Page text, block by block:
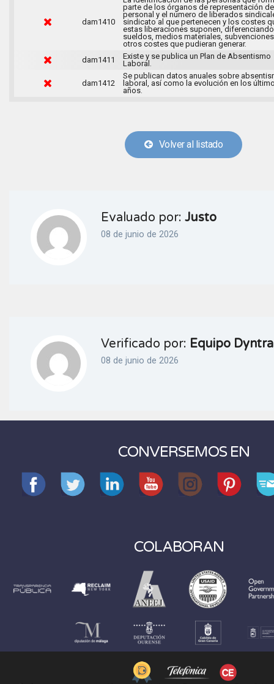
dam1410
parte de los órganos de representación
personal y el número de liberados
sindicato al que pertenecen y los costes
estas liberaciones suponen, diferenciando
sueldos, medios materiales,
otros costes que pudieran generar.
dam1411
Existe y se publica un Plan de Absentismo
Laboral.
dam1412
Se publican datos anuales sobre
laboral, así como la evolución en los
años.
Volver al listado
Evaluado por: Justo
08 de junio de 2026
Verificado por: Equipo Dyntra
08 de junio de 2026
CONVERSEMOS EN
COLABORAN